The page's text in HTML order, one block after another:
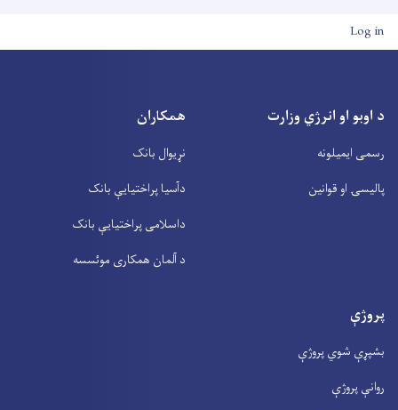
User account menu
Log in
د اوبو او انرژي وزارت
رسمی ایمیلونه
پالیسۍ او قوانین
همکاران
نړیوال بانک
دآسیا پراختیايې بانک
داسلامی پراختیايې بانک
د آلمان همکاری موئسسه
پروژې
بشپړې شوي پروژې
روانې پروژې